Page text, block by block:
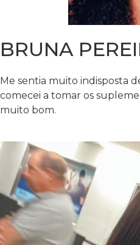
BRUNA
Me sentia muito indisposta
comecei a tomar os
muito bom.